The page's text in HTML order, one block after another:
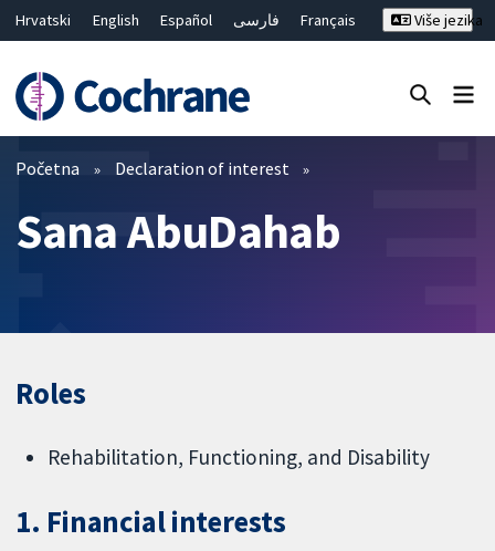
Hrvatski English Español فارسی
Français
繁體中文
简体中文
Više jezika
Prečistači
Početna Declaration of interest
Sana AbuDahab
Roles
Rehabilitation, Functioning, and Disability
1. Financial interests